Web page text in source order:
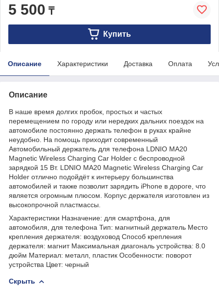
5 500 ₸
Купить
Описание Характеристики Доставка Оплата
Описание
В наше время долгих пробок, простых и частых
перемещением по городу или нередких дальних поездок на
автомобиле постоянно держать телефон в руках крайне
неудобно. На помощь приходит современный
Автомобильный держатель для телефона LDNIO MA20
Magnetic Wireless Charging Car Holder с беспроводной
зарядкой 15 Вт. LDNIO MA20 Magnetic Wireless Charging Car
Holder отлично подойдёт к интерьеру большинства
автомобилей и также позволит зарядить iPhone в дороге, что
является огромным плюсом. Корпус держателя изготовлен из
высокопрочной пластмассы.
Характеристики Назначение: для смартфона, для
автомобиля, для телефона Тип: магнитный держатель Место
крепления держателя: воздуховод Способ крепления
держателя: магнит Максимальная диагональ устройства: 8.0
дюйм Материал: металл, пластик Особенности: поворот
устройства Цвет: черный
Скрыть